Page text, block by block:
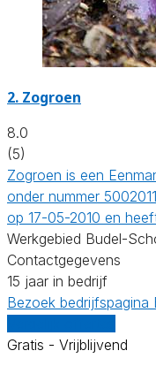
2. Zogroen
8.0
(5)
Zogroen is een
onder nummer
op 17-05-2010 en
Werkgebied Budel-
Contactgegevens
15 jaar in bedrijf
Bezoek bedrijfspagina
Gratis - Vrijblijvend